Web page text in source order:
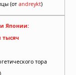
(от andreykt)
Японии:
тысяч
тора
)